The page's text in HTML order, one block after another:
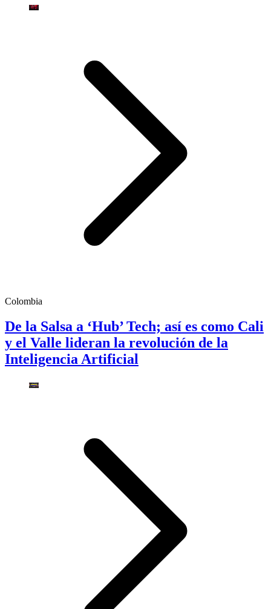
Colombia
De la Salsa a ‘Hub’ Tech; así es como Cali
y el Valle lideran la revolución de la
Inteligencia Artificial